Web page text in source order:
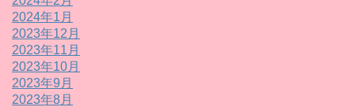
2024年1月
2023年12月
2023年11月
2023年10月
2023年9月
2023年8月